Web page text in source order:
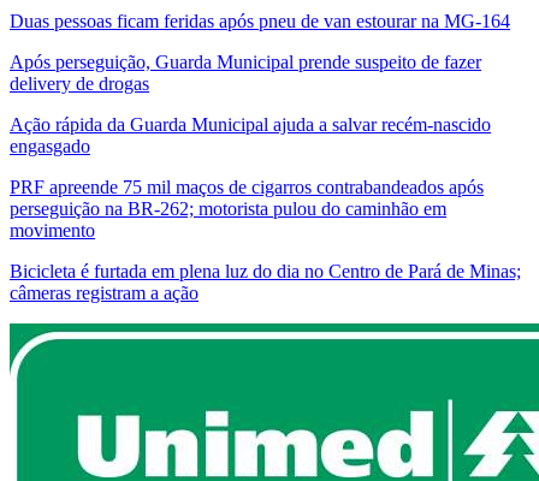
Duas pessoas ficam feridas após pneu de van estourar na MG-164
Após perseguição, Guarda Municipal prende suspeito de fazer
delivery de drogas
Ação rápida da Guarda Municipal ajuda a salvar recém-nascido
engasgado
PRF apreende 75 mil maços de cigarros contrabandeados após
perseguição na BR-262; motorista pulou do caminhão em
movimento
Bicicleta é furtada em plena luz do dia no Centro de Pará de Minas;
câmeras registram a ação